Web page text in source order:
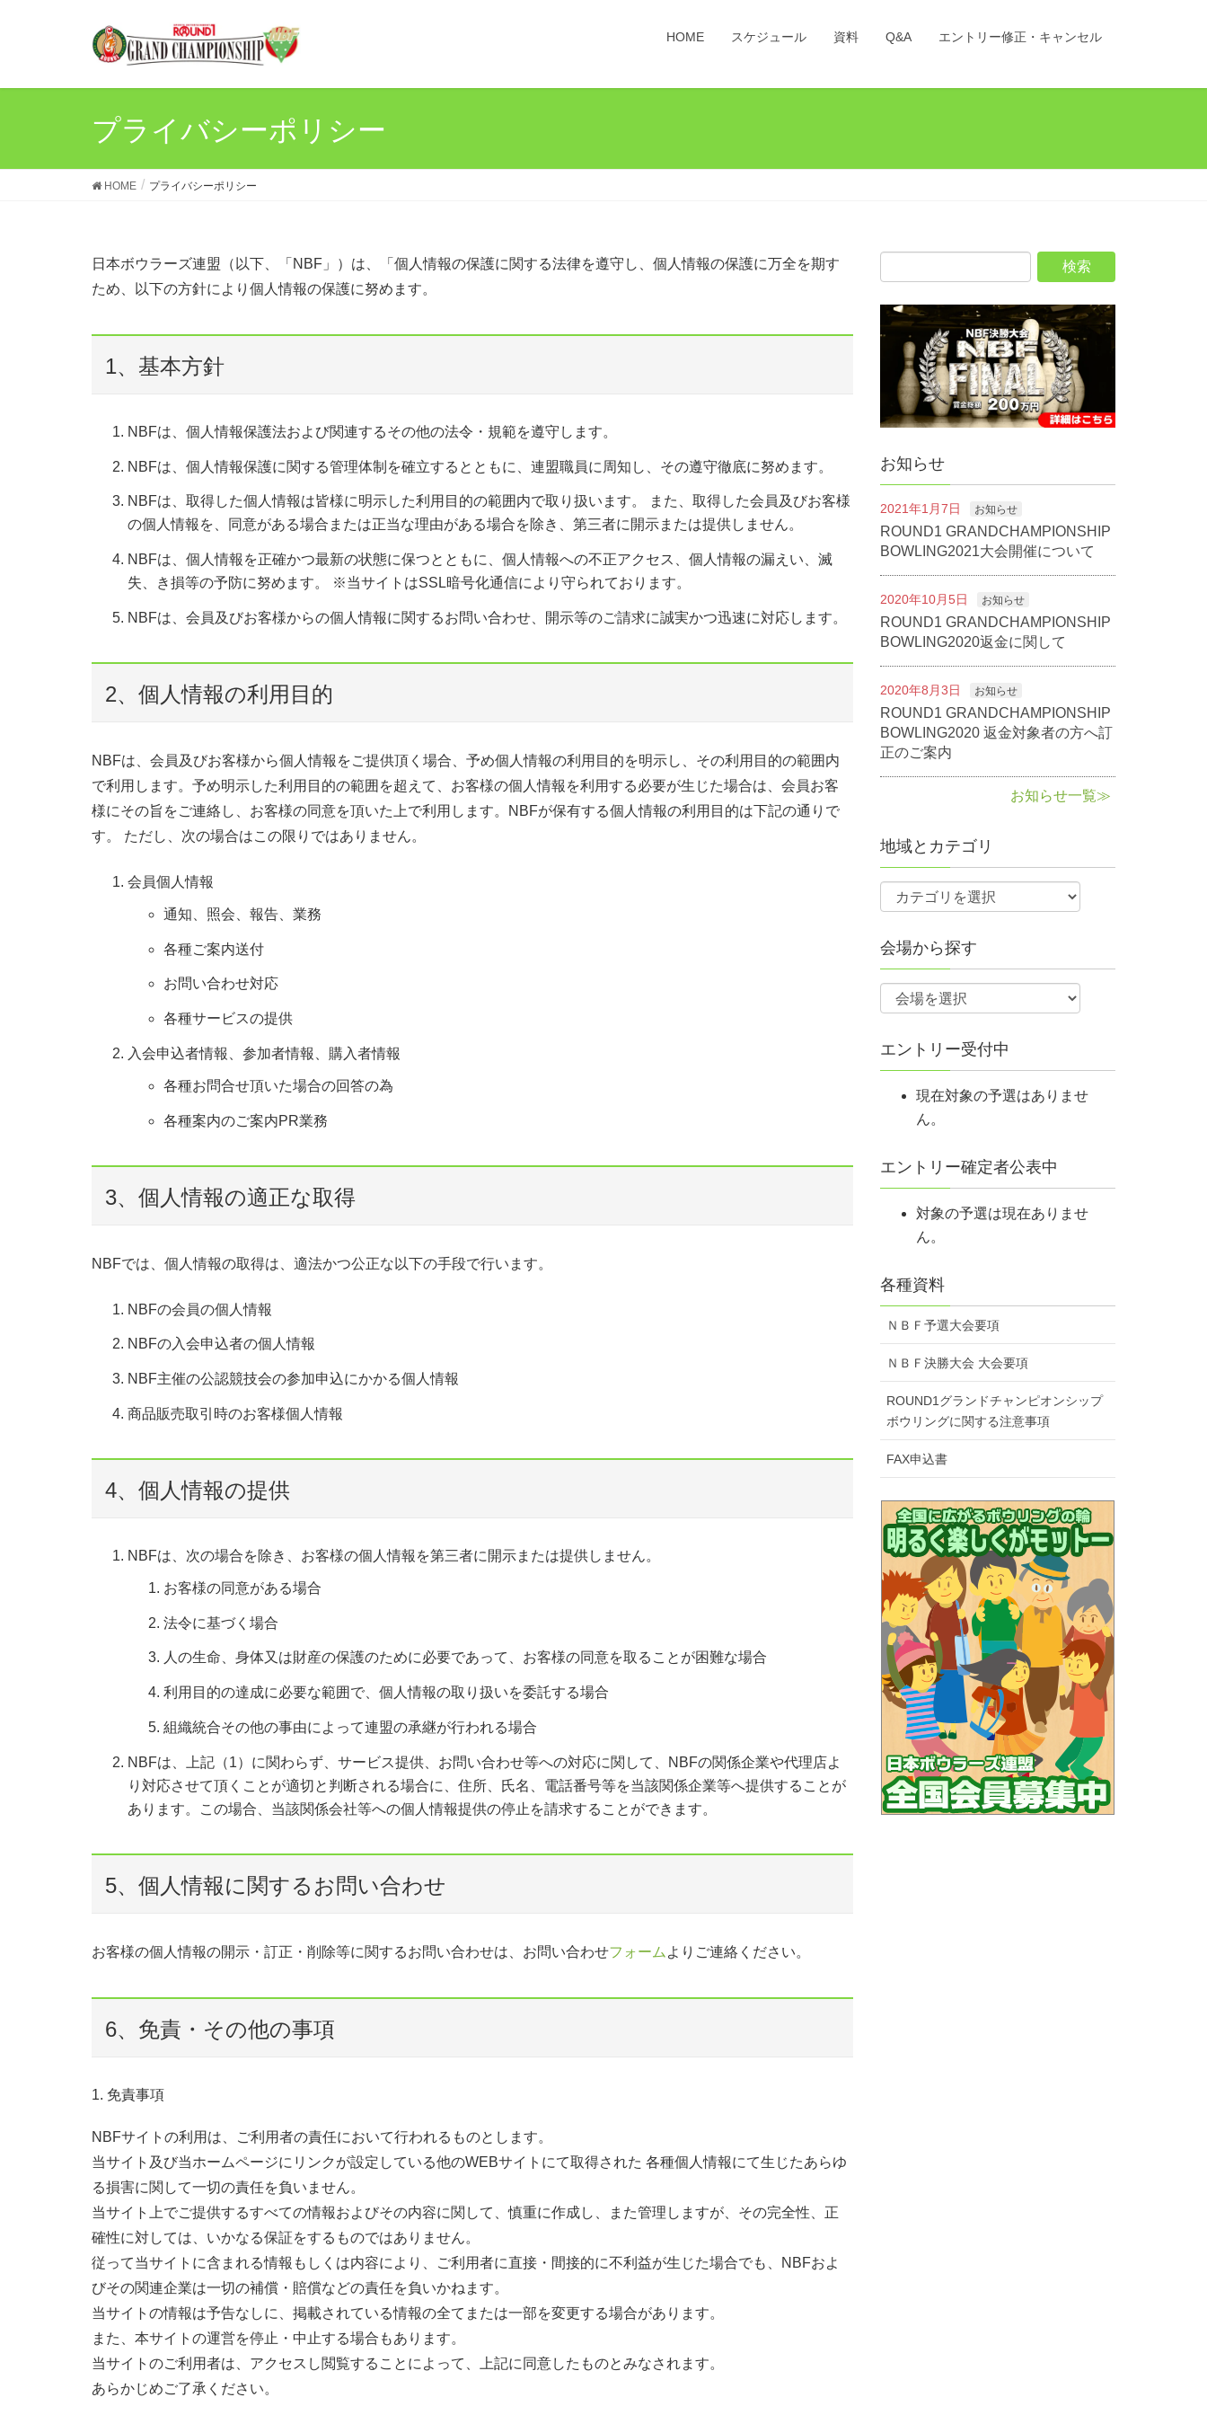
HOME スケジュール 資料 Q&A エントリー修正・キャンセル
プライバシーポリシー
HOME プライバシーポリシー
日本ボウラーズ連盟（以下、「NBF」）は、「個人情報の保護に関する法律を遵守し、個人情報の保護に万全を期す
ため、以下の方針により個人情報の保護に努めます。
1、基本方針
NBFは、個人情報保護法および関連するその他の法令・規範を遵守します。
NBFは、個人情報保護に関する管理体制を確立するとともに、連盟職員に周知し、その遵守徹底に努めます。
NBFは、取得した個人情報は皆様に明示した利用目的の範囲内で取り扱います。 また、取得した会員及びお客様
の個人情報を、同意がある場合または正当な理由がある場合を除き、第三者に開示または提供しません。
NBFは、個人情報を正確かつ最新の状態に保つとともに、個人情報への不正アクセス、個人情報の漏えい、滅
失、き損等の予防に努めます。 ※当サイトはSSL暗号化通信により守られております。
NBFは、会員及びお客様からの個人情報に関するお問い合わせ、開示等のご請求に誠実かつ迅速に対応します。
2、個人情報の利用目的
NBFは、会員及びお客様から個人情報をご提供頂く場合、予め個人情報の利用目的を明示し、その利用目的の範囲内
で利用します。予め明示した利用目的の範囲を超えて、お客様の個人情報を利用する必要が生じた場合は、会員お客
様にその旨をご連絡し、お客様の同意を頂いた上で利用します。NBFが保有する個人情報の利用目的は下記の通りで
す。 ただし、次の場合はこの限りではありません。
会員個人情報
通知、照会、報告、業務
各種ご案内送付
お問い合わせ対応
各種サービスの提供
入会申込者情報、参加者情報、購入者情報
各種お問合せ頂いた場合の回答の為
各種案内のご案内PR業務
3、個人情報の適正な取得
NBFでは、個人情報の取得は、適法かつ公正な以下の手段で行います。
NBFの会員の個人情報
NBFの入会申込者の個人情報
NBF主催の公認競技会の参加申込にかかる個人情報
商品販売取引時のお客様個人情報
4、個人情報の提供
NBFは、次の場合を除き、お客様の個人情報を第三者に開示または提供しません。
お客様の同意がある場合
法令に基づく場合
人の生命、身体又は財産の保護のために必要であって、お客様の同意を取ることが困難な場合
利用目的の達成に必要な範囲で、個人情報の取り扱いを委託する場合
組織統合その他の事由によって連盟の承継が行われる場合
NBFは、上記（1）に関わらず、サービス提供、お問い合わせ等への対応に関して、NBFの関係企業や代理店よ
り対応させて頂くことが適切と判断される場合に、住所、氏名、電話番号等を当該関係企業等へ提供することが
あります。この場合、当該関係会社等への個人情報提供の停止を請求することができます。
5、個人情報に関するお問い合わせ
お客様の個人情報の開示・訂正・削除等に関するお問い合わせは、お問い合わせフォーム よりご連絡ください。
6、免責・その他の事項
1. 免責事項
NBFサイトの利用は、ご利用者の責任において行われるものとします。
当サイト及び当ホームページにリンクが設定している他のWEBサイトにて取得された 各種個人情報にて生じたあらゆ
る損害に関して一切の責任を負いません。
当サイト上でご提供するすべての情報およびその内容に関して、慎重に作成し、また管理しますが、その完全性、正
確性に対しては、いかなる保証をするものではありません。
従って当サイトに含まれる情報もしくは内容により、ご利用者に直接・間接的に不利益が生じた場合でも、NBFおよ
びその関連企業は一切の補償・賠償などの責任を負いかねます。
当サイトの情報は予告なしに、掲載されている情報の全てまたは一部を変更する場合があります。
また、本サイトの運営を停止・中止する場合もあります。
当サイトのご利用者は、アクセスし閲覧することによって、上記に同意したものとみなされます。
あらかじめご了承ください。
お知らせ
2021年1月7日 お知らせ
ROUND1 GRANDCHAMPIONSHIP
BOWLING2021大会開催について
2020年10月5日 お知らせ
ROUND1 GRANDCHAMPIONSHIP
BOWLING2020返金に関して
2020年8月3日 お知らせ
ROUND1 GRANDCHAMPIONSHIP
BOWLING2020 返金対象者の方へ訂
正のご案内
お知らせ一覧≫
地域とカテゴリ
会場から探す
エントリー受付中
現在対象の予選はありませ
ん。
エントリー確定者公表中
対象の予選は現在ありませ
ん。
各種資料
ＮＢＦ予選大会要項
ＮＢＦ決勝大会 大会要項
ROUND1グランドチャンピオンシップ
ボウリングに関する注意事項
FAX申込書